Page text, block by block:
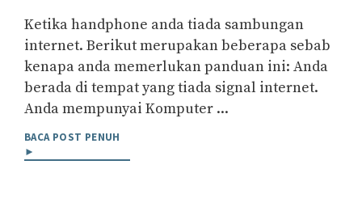
Ketika handphone anda tiada sambungan
internet. Berikut merupakan beberapa sebab
kenapa anda memerlukan panduan ini: Anda
berada di tempat yang tiada signal internet.
Anda mempunyai Komputer ...
BACA POST PENUH
►